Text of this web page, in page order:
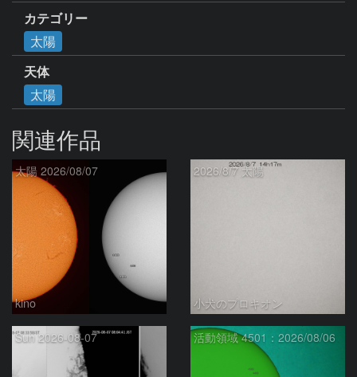
カテゴリー
太陽
天体
太陽
関連作品
太陽 2026/08/07
kino
2026/8/7 太陽
小犬のプロキオン
Sun 2026-08-07 活動領域 4501：2026/08/06